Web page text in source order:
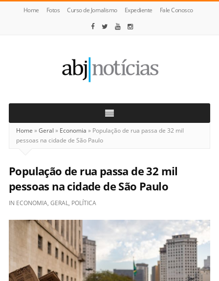
Home Fotos Curso de Jornalismo Expediente Fale Conosco
Notícias
Home »Geral » Economia » População de rua passa de 32 mil
pessoas na cidade de São Paulo
População de rua passa de 32 mil
pessoas na cidade de São Paulo
IN ECONOMIA, GERAL, POLÍTICA